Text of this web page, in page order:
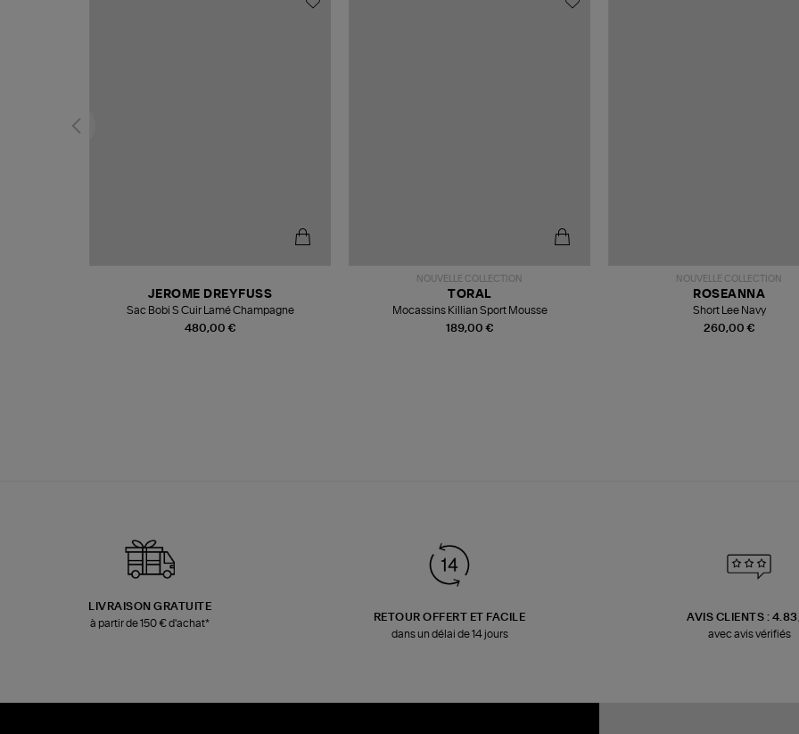
480,00 €
JEROME DREYFUSS
Sac Bobi S Cuir Lamé Champagne
NOUVELLE COLLECTION
189,00 €
TORAL
Mocassins Killian Sport Mousse
NOUVELLE COLLECTION
260,00 €
ROSEANNA
Short Lee Navy
LIVRAISON GRATUITE
à partir de 150 € d'achat*
RETOUR OFFERT ET FACILE
dans un délai de 14 jours
AVIS CLIENTS :
avec avis vérifiés